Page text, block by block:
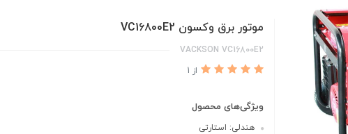
موتور برق وکسون VC16800E2
VACKSON VC16800E2
از 1
ویژگی‌های محصول
هندلی: استارتی